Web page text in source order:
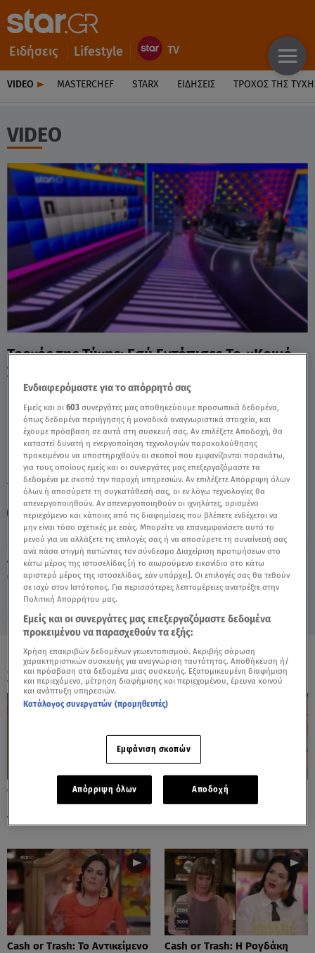
Ειδήσεις Lifestyle
VIDEO MASTERCHEF STARX ΕΙΔΉΣΕΙΣ ΤΡΟΧΌΣ ΤΗΣ
VIDEO
Δευτέρα 10 Αυγούστου 2026
12.06.26, 19:43 MEDIA
Τροχός της Τύχης: Εσύ Εντόπισες Το «Κοινό
Συνθετικό»; - Video
TAGS: ΤΡΟΧΟΣ ΤΗΣ ΤΥΧΗΣ ΠΕΤΡΟΣ ΠΟΛΥΧΡΟΝΙΔΗΣ
ΓΡΙΦΟΣ ΝΑΤΑΣΑ ΚΟΥΒΕΛΑ
ΟΛΑ ΤΑ ΒΙΝΤΕΟ
Cash or Trash: Η Μάρω
Κοντού Δημοπράτησε Πίνακά
Της!
Cash or Trash: Το Αντικείμενο
Που Ενθουσίασε Τη Χιωτίνη
Cash or Trash: Το Αντικείμενο
Cash or Trash: Η Ρογδάκη
Ενδιαφερόμαστε για το απόρρητό σας
Εμείς και οι603 συνεργάτες μας αποθηκεύουμε προσωπικά δεδομένα,
όπως δεδομένα περιήγησης ή μοναδικά αναγνωριστικά στοιχεία, και
έχουμε πρόσβαση σε αυτά στη συσκευή σας. Αν επιλέξετε Αποδοχή, θα
καταστεί δυνατή η ενεργοποίηση τεχνολογιών παρακολούθησης
προκειμένου να υποστηριχθούν οι σκοποί που εμφανίζονται παρακάτω,
για τους οποίους εμείς και οι συνεργάτες μας επεξεργαζόμαστε τα
δεδομένα με σκοπό την παροχή υπηρεσιών. Αν επιλέξετε Απόρριψη όλων
όλων ή αποσύρετε τη συγκατάθεσή σας, οι εν λόγω τεχνολογίες θα
απενεργοποιηθούν. Αν απενεργοποιηθούν οι ιχνηλάτες, ορισμένο
περιεχόμενο και κάποιες από τις διαφημίσεις που βλέπετε ενδέχεται να
μην είναι τόσο σχετικές με εσάς. Μπορείτε να επανεμφανίσετε αυτό το
μενού για να αλλάξετε τις επιλογές σας ή να αποσύρετε τη συναίνεσή σας
ανά πάσα στιγμή πατώντας τον σύνδεσμο Διαχείριση προτιμήσεων στο
κάτω μέρος της ιστοσελίδας [ή το αιωρούμενο εικονίδιο στο κάτω
αριστερό μέρος της ιστοσελίδας, εάν υπάρχει]. Οι επιλογές σας θα τεθούν
σε ισχύ στον Ιστότοπος. Για περισσότερες λεπτομέρειες ανατρέξτε στην
Πολιτική Απορρήτου μας.
Εμείς και οι συνεργάτες μας επεξεργαζόμαστε δεδομένα
προκειμένου να παρασχεθούν τα εξής:
Χρήση επακριβών δεδομένων γεωεντοπισμού. Ακριβής σάρωση
χαρακτηριστικών συσκευής για αναγνώριση ταυτότητας. Αποθήκευση ή/
και πρόσβαση στα δεδομένα μιας συσκευής. Εξατομικευμένη διαφήμιση
και περιεχόμενο, μέτρηση διαφήμισης και περιεχομένου, έρευνα κοινού
και ανάπτυξη υπηρεσιών.
Κατάλογος συνεργατών (προμηθευτές)
Εμφάνιση σκοπών
Απόρριψη όλων Αποδοχή